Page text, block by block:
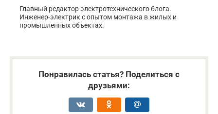
Главный редактор электротехнического блога.
Инженер-электрик с опытом монтажа в жилых и
промышленных объектах.
Понравилась статья? Поделиться с
друзьями: